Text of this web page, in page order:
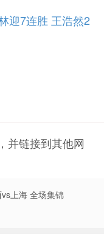
迎7连胜 王浩然2
并链接到其他网
上海 全场集锦